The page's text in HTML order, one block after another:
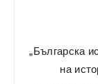
„Българска
на